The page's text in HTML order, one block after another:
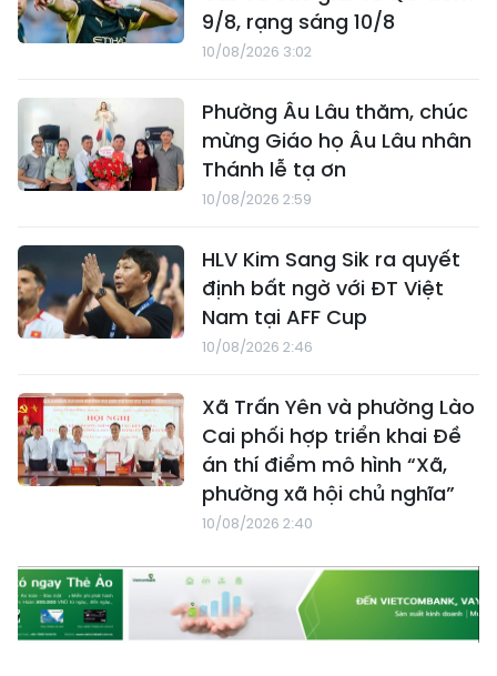
9/8, rạng sáng 10/8
10/08/2026 3:02
Phường Âu Lâu thăm, chúc
mừng Giáo họ Âu Lâu nhân
Thánh lễ tạ ơn
10/08/2026 2:59
HLV Kim Sang Sik ra quyết
định bất ngờ với ĐT Việt
Nam tại AFF Cup
10/08/2026 2:46
Xã Trấn Yên và phường Lào
Cai phối hợp triển khai Đề
án thí điểm mô hình “Xã,
phường xã hội chủ nghĩa”
10/08/2026 2:40